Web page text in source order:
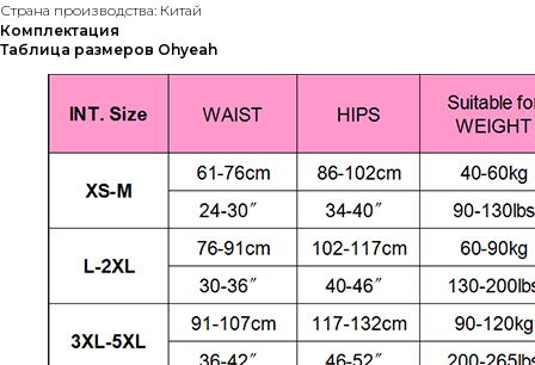
Страна производства: Китай
Комплектация
Таблица размеров Ohyeah